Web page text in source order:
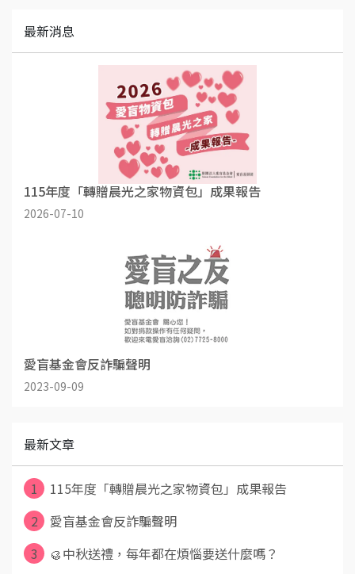
最新消息
115年度「轉贈晨光之家物資包」成果報告
2026-07-10
愛盲基金會反詐騙聲明
2023-09-09
最新文章
1
115年度「轉贈晨光之家物資包」成果報告
2
愛盲基金會反詐騙聲明
3
🥮中秋送禮，每年都在煩惱要送什麼嗎？